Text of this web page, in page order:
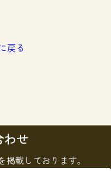
戻る
わせ
載しております。